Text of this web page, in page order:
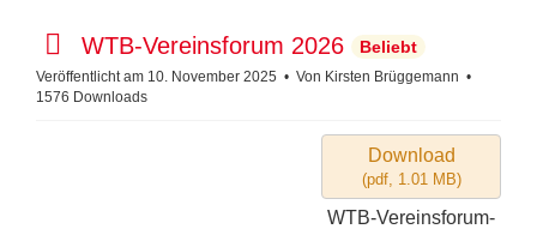
p
d
f
WTB-Vereinsforum 2026 Beliebt
Veröffentlicht am 10. November 2025 Von Kirsten Brüggemann
1576 Downloads
Download
(pdf, 1.01 MB)
WTB-Vereinsforum-